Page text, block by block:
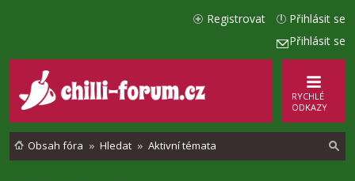
Přihlásit se
Přihlásit se
Registrovat
RYCHLÉ
ODKAZY
Obsah fóra Hledat Aktivní témata